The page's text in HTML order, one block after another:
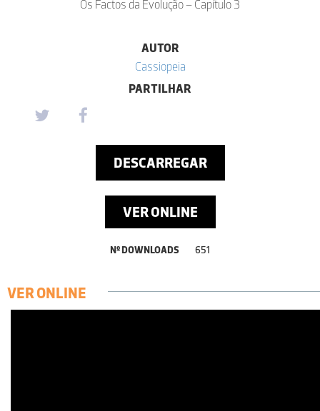
Os Factos da Evolução – Capítulo 3
AUTOR
Cassiopeia
PARTILHAR
DESCARREGAR
VER ONLINE
Nº DOWNLOADS 651
VER ONLINE